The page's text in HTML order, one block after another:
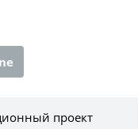
проект